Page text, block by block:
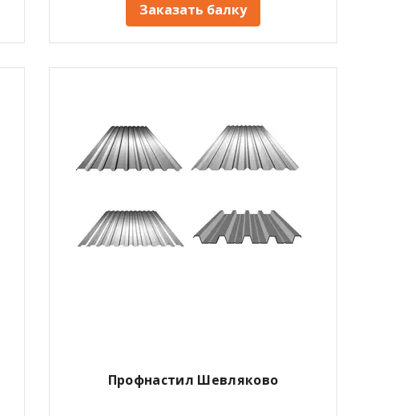
Заказать балку
Профнастил Шевляково